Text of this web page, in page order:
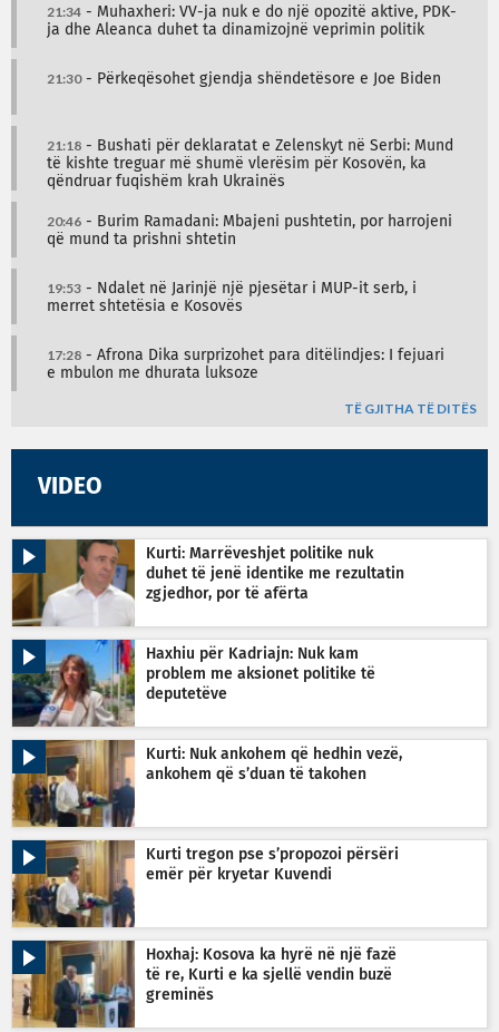
21:34 - Muhaxheri: VV-ja nuk e do një opozitë aktive, PDK-
ja dhe Aleanca duhet ta dinamizojnë veprimin politik
21:30- Përkeqësohet gjendja shëndetësore e Joe Biden
21:18 - Bushati për deklaratat e Zelenskyt në Serbi: Mund
të kishte treguar më shumë vlerësim për Kosovën, ka
qëndruar fuqishëm krah Ukrainës
20:46 - Burim Ramadani: Mbajeni pushtetin, por harrojeni
që mund ta prishni shtetin
19:53 - Ndalet në Jarinjë një pjesëtar i MUP-it serb, i
merret shtetësia e Kosovës
17:28 - Afrona Dika surprizohet para ditëlindjes: I fejuari
e mbulon me dhurata luksoze
TË GJITHA TË DITËS
VIDEO
Kurti: Marrëveshjet politike nuk
duhet të jenë identike me rezultatin
zgjedhor, por të afërta
Haxhiu për Kadriajn: Nuk kam
problem me aksionet politike të
deputetëve
Kurti: Nuk ankohem që hedhin vezë,
ankohem që s’duan të takohen
Kurti tregon pse s’propozoi përsëri
emër për kryetar Kuvendi
Hoxhaj: Kosova ka hyrë në një fazë
të re, Kurti e ka sjellë vendin buzë
greminës